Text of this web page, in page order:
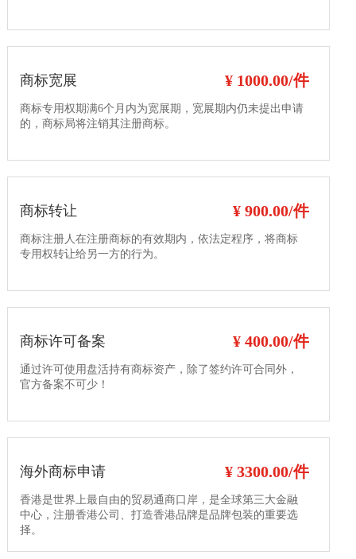
商标宽展 ¥ 1000.00/件
商标专用权期满6个月内为宽展期，宽展期内仍未提出申请
的，商标局将注销其注册商标。
商标转让 ¥ 900.00/件
商标注册人在注册商标的有效期内，依法定程序，将商标
专用权转让给另一方的行为。
商标许可备案 ¥ 400.00/件
通过许可使用盘活持有商标资产，除了签约许可合同外，
官方备案不可少！
海外商标申请 ¥ 3300.00/件
香港是世界上最自由的贸易通商口岸，是全球第三大金融
中心，注册香港公司、打造香港品牌是品牌包装的重要选
择。